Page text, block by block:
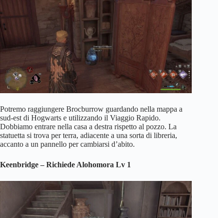
Potremo raggiungere Brocburrow guardando nella mappa a
sud-est di Hogwarts e utilizzando il Viaggio Rapido.
Dobbiamo entrare nella casa a destra rispetto al pozzo. La
statuetta si trova per terra, adiacente a una sorta di libreria,
accanto a un pannello per cambiarsi d’abito.
Keenbridge – Richiede Alohomora Lv 1